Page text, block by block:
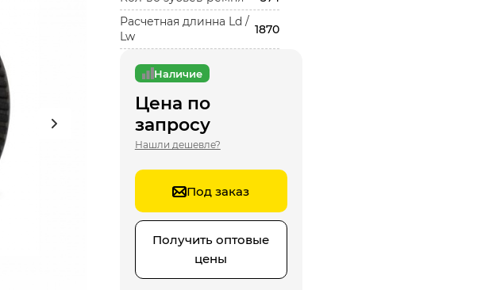
Расчетная длинна Ld /
Lw
1870
Наличие
Цена по
запросу
Нашли дешевле?
Под заказ
Получить оптовые
цены